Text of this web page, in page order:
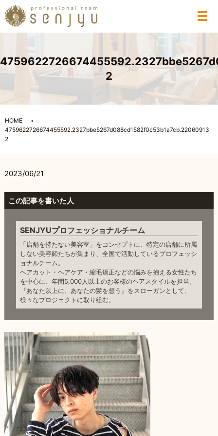
メ
2
HOME
4759622726674455592.2327bbe5267d088cd1582f0c53b1a7cb.22060913
2
2023/06/21
この記事を書いた人
SENJYUプロフェッショナルチーム
「店舗を持たない美容室」をコンセプトに、特定の店舗に所属
しない美容師たちが集まり、全国で活動しているプロフェッシ
ョナルチーム。
ヘアカット・ヘアケア・縮毛矯正などの悩みを抱える女性たち
を中心に、年間5,000人以上のお客様のヘアスタイルを担当。
『あなた以上に、あなたの髪を想う』をスローガンとして、
様々なプロジェクトに取り組む。